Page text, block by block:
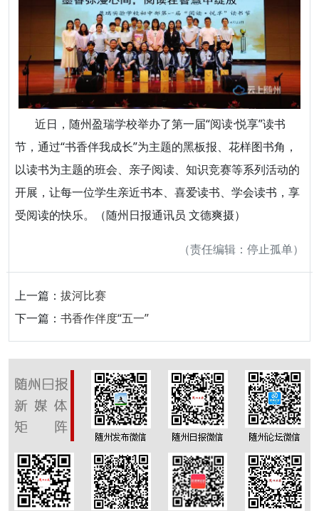
近日，随州盈瑞学校举办了第一届“阅读·悦享”读书
节，通过“书香伴我成长”为主题的黑板报、花样图书角，
以读书为主题的班会、亲子阅读、知识竞赛等系列活动的
开展，让每一位学生亲近书本、喜爱读书、学会读书，享
受阅读的快乐。（随州日报通讯员 文德爽摄）
（责任编辑：停止孤单）
上一篇： 拔河比赛
下一篇： 书香作伴度“五一”